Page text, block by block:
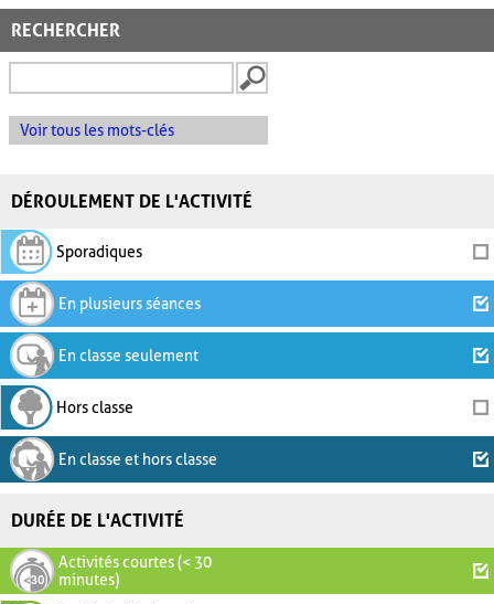
RECHERCHER
Voir tous les mots-clés
DÉROULEMENT DE L'ACTIVITÉ
Sporadiques
En plusieurs séances
En classe seulement
Hors classe
En classe et hors classe
DURÉE DE L'ACTIVITÉ
Activités courtes (< 30
minutes)